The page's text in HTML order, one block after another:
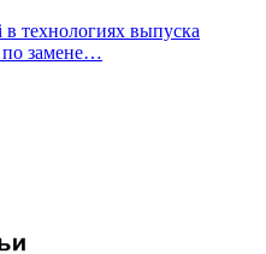
технологиях выпуска
по замене…